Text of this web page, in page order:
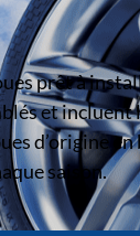
prêt à
et incluent
d’origine en
saison.